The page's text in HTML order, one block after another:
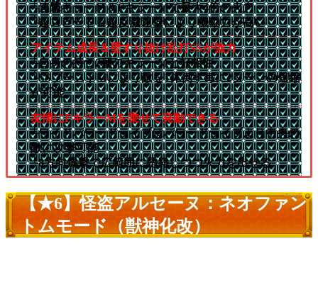
└連撃キラーM＆FキラーMで最大4倍の火力
└超スピード＆超反減速壁により機動力が高い
アイテム成長＆壁すり抜け乱打SSが強力
└自身の持つ2種のキラーMと好相性
└SSブーストMにより敵を1体倒す毎に2ターンの短縮
が可能
友情にFキラーMを乗せて発動できる
└ワイドパワードライブはパワードライブより中央の
敵に攻撃可能
└8方向爆撃で広範囲に誘発しつつ火力を出せる
【★6】怪盗アルセーヌ：ネオファン
トムモード（獣神化改）